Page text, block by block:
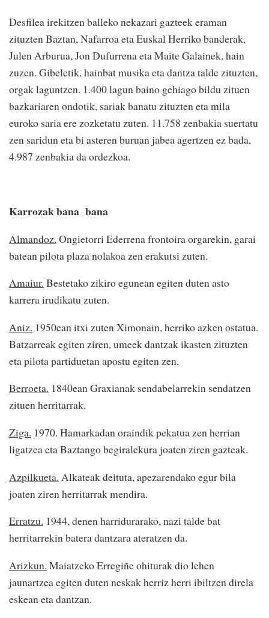
Desfilea irekitzen balleko nekazari gazteek eraman
zituzten Baztan, Nafarroa eta Euskal Herriko banderak,
Julen Arburua, Jon Dufurrena eta Maite Galainek, hain
zuzen. Gibeletik, hainbat musika eta dantza talde zituzten,
orgak laguntzen. 1.400 lagun baino gehiago bildu zituen
bazkariaren ondotik, sariak banatu zituzten eta mila
euroko saria ere zozketatu zuten. 11.758 zenbakia suertatu
zen saridun eta bi asteren buruan jabea agertzen ez bada,
4.987 zenbakia da ordezkoa.
Karrozak bana bana
Almandoz. Ongietorri Ederrena frontoira orgarekin, garai
batean pilota plaza nolakoa zen erakutsi zuten.
Amaiur. Bestetako zikiro egunean egiten duten asto
karrera irudikatu zuten.
Aniz. 1950ean itxi zuten Ximonain, herriko azken ostatua.
Batzarreak egiten ziren, umeek dantzak ikasten zituzten
eta pilota partiduetan apostu egiten zen.
Berroeta. 1840ean Graxianak sendabelarrekin sendatzen
zituen herritarrak.
Ziga. 1970. Hamarkadan oraindik pekatua zen herrian
ligatzea eta Baztango begiralekura joaten ziren gazteak.
Azpilkueta. Alkateak deituta, apezarendako egur bila
joaten ziren herritarrak mendira.
Erratzu. 1944, denen harridurarako, nazi talde bat
herritarrekin batera dantzara ateratzen da.
Arizkun. Maiatzeko Erregiñe ohiturak dio lehen
jaunartzea egiten duten neskak herriz herri ibiltzen direla
eskean eta dantzan.